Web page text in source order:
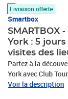
Livraison offerte
Smartbox
SMARTBOX
York : 5
visites des
Partez à la
York avec Club
visites
Voir la description